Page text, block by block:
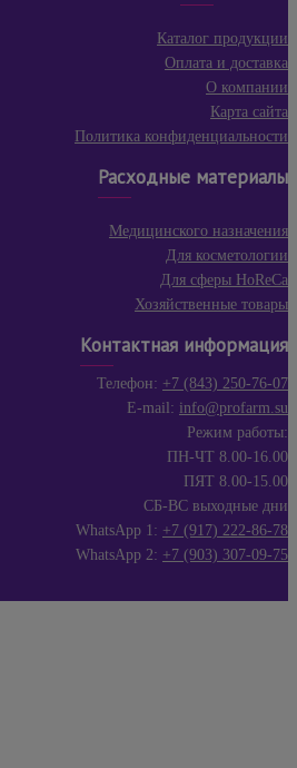
Каталог продукции
Оплата и доставка
О компании
Карта сайта
Политика конфиденциальности
Расходные материалы
Медицинского назначения
Для косметологии
Для сферы HoReCa
Хозяйственные товары
Контактная информация
Телефон: +7 (843) 250-76-07
E-mail: info@profarm.su
Режим работы:
ПН-ЧТ 8.00-16.00
ПЯТ 8.00-15.00
СБ-ВС выходные дни
WhatsApp 1: +7 (917) 222-86-78
WhatsApp 2: +7 (903) 307-09-75